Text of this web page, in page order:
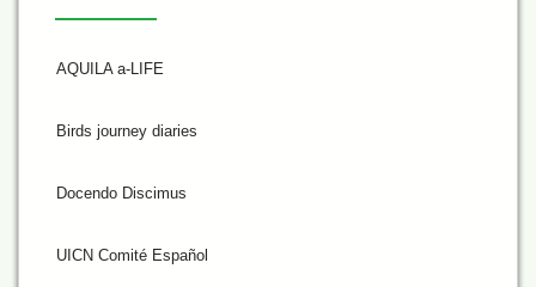
AQUILA a-LIFE
Birds journey diaries
Docendo Discimus
UICN Comité Español